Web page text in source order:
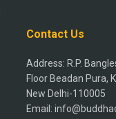
Contact Us
Address: R.P.
Floor Beadan Pura,
New Delhi-110005
Email: